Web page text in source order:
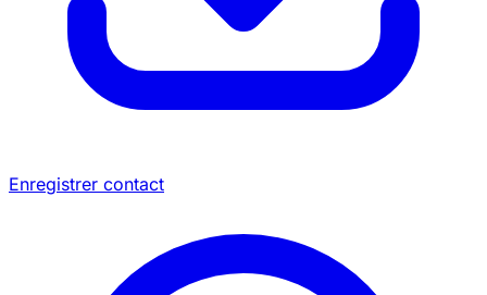
Enregistrer contact